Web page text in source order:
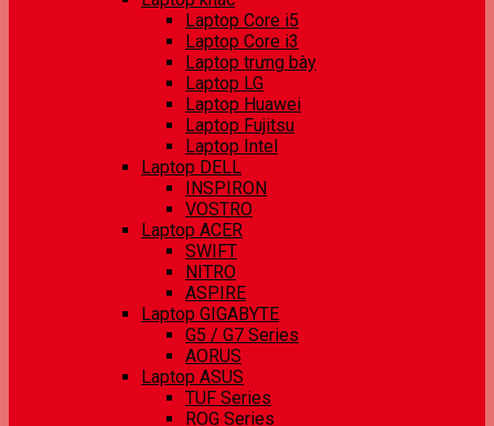
Laptop Core i5
Laptop Core i3
Laptop trưng bày
Laptop LG
Laptop Huawei
Laptop Fujitsu
Laptop Intel
Laptop DELL
INSPIRON
VOSTRO
Laptop ACER
SWIFT
NITRO
ASPIRE
Laptop GIGABYTE
G5 / G7 Series
AORUS
Laptop ASUS
TUF Series
ROG Series